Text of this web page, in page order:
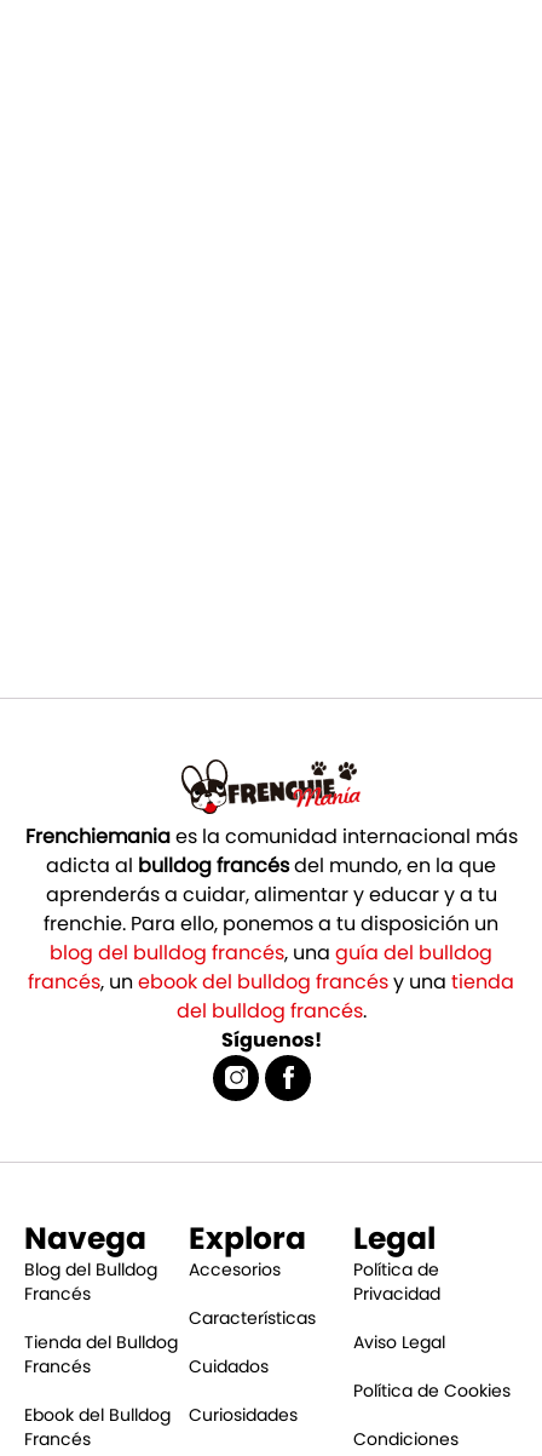
Frenchiemaniaes la comunidad internacional más
adicta al bulldog francésdel mundo, en la que
aprenderás a cuidar, alimentar y educar y a tu
frenchie. Para ello, ponemos a tu disposición un
blog del bulldog francés, una guía del bulldog
francés, unebook del bulldog francésy una tienda
del bulldog francés.
Síguenos!
Navega
Blog del Bulldog
Francés
Tienda del Bulldog
Francés
Ebook del Bulldog
Francés
Explora
Accesorios
Características
Cuidados
Curiosidades
Legal
Política de
Privacidad
Aviso Legal
Política de Cookies
Condiciones